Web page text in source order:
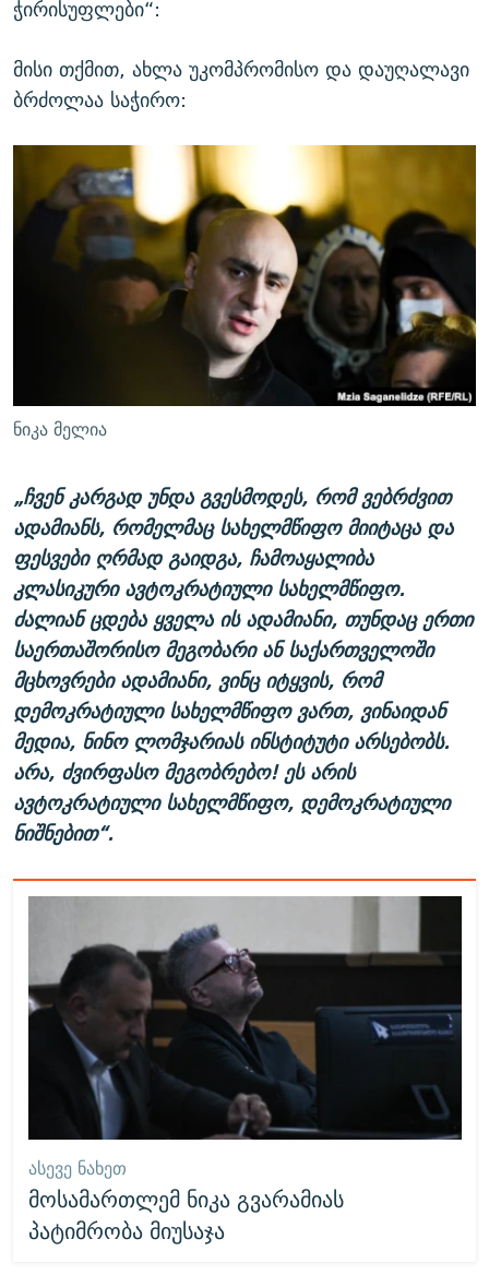
ჭირისუფლები“:
მისი თქმით, ახლა უკომპრომისო და დაუღალავი
ბრძოლაა საჭირო:
ნიკა მელია
„ჩვენ კარგად უნდა გვესმოდეს, რომ ვებრძვით
ადამიანს, რომელმაც სახელმწიფო მიიტაცა და
ფესვები ღრმად გაიდგა, ჩამოაყალიბა
კლასიკური ავტოკრატიული სახელმწიფო.
ძალიან ცდება ყველა ის ადამიანი, თუნდაც ერთი
საერთაშორისო მეგობარი ან საქართველოში
მცხოვრები ადამიანი, ვინც იტყვის, რომ
დემოკრატიული სახელმწიფო ვართ, ვინაიდან
მედია, ნინო ლომჯარიას ინსტიტუტი არსებობს.
არა, ძვირფასო მეგობრებო! ეს არის
ავტოკრატიული სახელმწიფო, დემოკრატიული
ნიშნებით“.
ᲐᲡᲔᲕᲔ ᲜᲐᲮᲔᲗ
მოსამართლემ ნიკა გვარამიას
პატიმრობა მიუსაჯა